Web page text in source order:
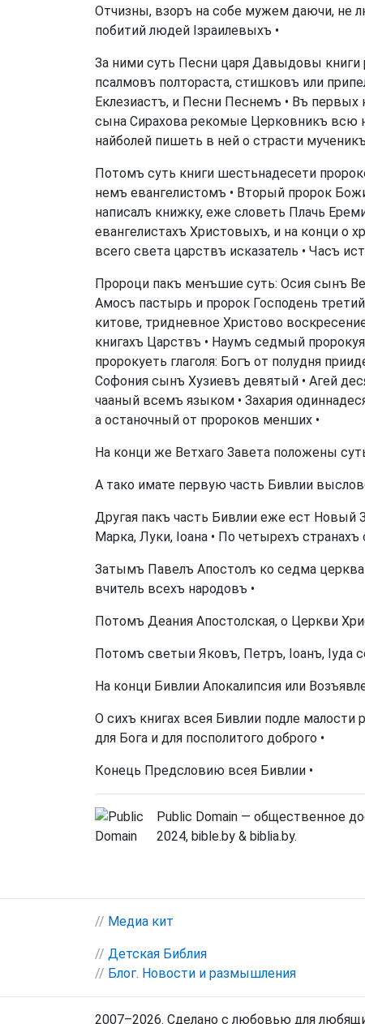
Отчизны, взоръ на собе мужем даючи, не
побитий людей Ізраилевыхъ •
За ними суть Песни царя Давыдовы
псалмовъ полтораста, стишковъ или
Еклезиастъ, и Песни Песнемъ • Въ
сына Сирахова рекомые Церковникъ всю
найболей пишеть в ней о страсти
Потомъ суть книги шестьнадесети
немъ евангелистомъ • Вторый пророк
написалъ книжку, еже словеть Плачь
евангелистахъ Христовыхъ, и на конци о
всего света царствъ исказатель • Часъ
Пророци пакъ менъшие суть: Осия сынъ
Амосъ пастырь и пророк Господень
китове, тридневное Христово
книгахъ Царствъ • Наумъ седмый
пророкуеть глаголя: Богъ от полудня
Софония сынъ Хузиевъ девятый • Агей
чааный всемъ языком • Захария
а останочный от пророков менших •
На конци же Ветхаго Завета положены
А тако имате первую часть Бивлии
Другая пакъ часть Бивлии еже ест Новый
Марка, Луки, Іоана • По четырехъ
Затымъ Павелъ Апостолъ ко седма
вчитель всехъ народовъ •
Потомъ Деания Апостолская, о Церкви
Потомъ светыи Яковъ, Петръ, Іоанъ, Іуда
На конци Бивлии Апокалипсия или
О сихъ книгах всея Бивлии подле
для Бога и для посполитого доброго •
Конець Предсловию всея Бивлии •
Public Domain — общественное
2024, bible.by & biblia.by.
// Медиа кит
// Детская Библия
// Блог. Новости и размышления
2007–2026. Сделано с любовью для